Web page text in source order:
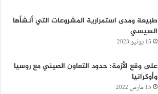
طبيعة ومدى استمرارية المشروعات التي أنشأها
السيسي
15 يونيو 2023
على وقع الأزمة: حدود التعاون الصيني مع روسيا
وأوكرانيا
15 مارس 2022